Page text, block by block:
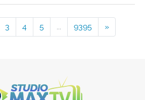
3 4 5 ... 9395 »